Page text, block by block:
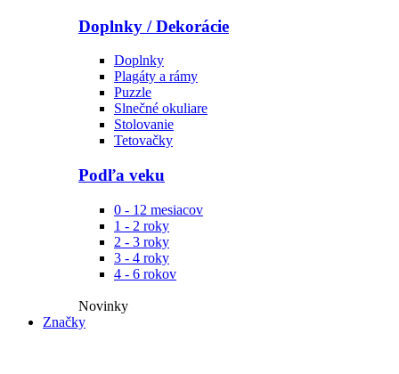
Doplnky / Dekorácie
Doplnky
Plagáty a rámy
Puzzle
Slnečné okuliare
Stolovanie
Tetovačky
Podľa veku
0 - 12 mesiacov
1 - 2 roky
2 - 3 roky
3 - 4 roky
4 - 6 rokov
Novinky​
Značky